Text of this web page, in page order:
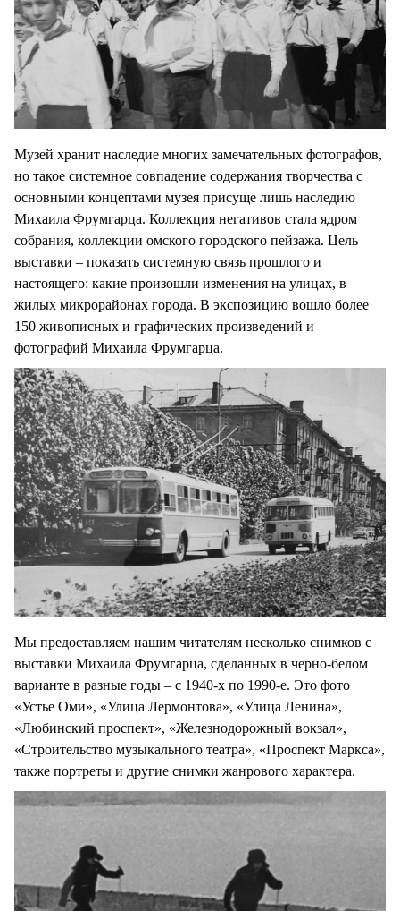
Музей хранит наследие многих замечательных фотографов,
но такое системное совпадение содержания творчества с
основными концептами музея присуще лишь наследию
Михаила Фрумгарца. Коллекция негативов стала ядром
собрания, коллекции омского городского пейзажа. Цель
выставки – показать системную связь прошлого и
настоящего: какие произошли изменения на улицах, в
жилых микрорайонах города. В экспозицию вошло более
150 живописных и графических произведений и
фотографий Михаила Фрумгарца.
Мы предоставляем нашим читателям несколько снимков с
выставки Михаила Фрумгарца, сделанных в черно-белом
варианте в разные годы – с 1940-х по 1990-е. Это фото
«Устье Оми», «Улица Лермонтова», «Улица Ленина»,
«Любинский проспект», «Железнодорожный вокзал»,
«Строительство музыкального театра», «Проспект Маркса»,
также портреты и другие снимки жанрового характера.